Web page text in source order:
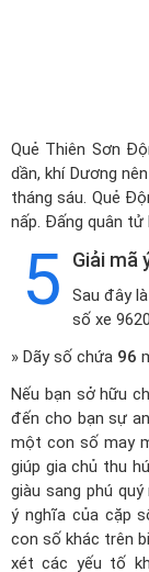
Quẻ Thiên Sơn
dần, khí Dương
tháng sáu. Quẻ
nấp. Đấng quân tử
5 Giải mã
Sau đây
số xe
» Dãy số chứa 96
Nếu bạn sở hữu
đến cho bạn sự
một con số may
giúp gia chủ thu
giàu sang phú
ý nghĩa của cặp
con số khác trên
xét các yếu tố